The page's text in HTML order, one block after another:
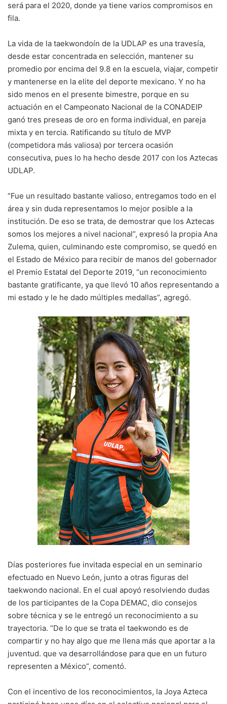
será para el 2020, donde ya tiene varios compromisos en
fila.
La vida de la taekwondoín de la UDLAP es una travesía,
desde estar concentrada en selección, mantener su
promedio por encima del 9.8 en la escuela, viajar, competir
y mantenerse en la elite del deporte mexicano. Y no ha
sido menos en el presente bimestre, porque en su
actuación en el Campeonato Nacional de la CONADEIP
ganó tres preseas de oro en forma individual, en pareja
mixta y en tercia. Ratificando su título de MVP
(competidora más valiosa) por tercera ocasión
consecutiva, pues lo ha hecho desde 2017 con los Aztecas
UDLAP.
“Fue un resultado bastante valioso, entregamos todo en el
área y sin duda representamos lo mejor posible a la
institución. De eso se trata, de demostrar que los Aztecas
somos los mejores a nivel nacional”, expresó la propia Ana
Zulema, quien, culminando este compromiso, se quedó en
el Estado de México para recibir de manos del gobernador
el Premio Estatal del Deporte 2019, “un reconocimiento
bastante gratificante, ya que llevó 10 años representando a
mi estado y le he dado múltiples medallas”, agregó.
Días posteriores fue invitada especial en un seminario
efectuado en Nuevo León, junto a otras figuras del
taekwondo nacional. En el cual apoyó resolviendo dudas
de los participantes de la Copa DEMAC, dio consejos
sobre técnica y se le entregó un reconocimiento a su
trayectoria. “De lo que se trata el taekwondo es de
compartir y no hay algo que me llena más que aportar a la
juventud. que va desarrollándose para que en un futuro
representen a México”, comentó.
Con el incentivo de los reconocimientos, la Joya Azteca